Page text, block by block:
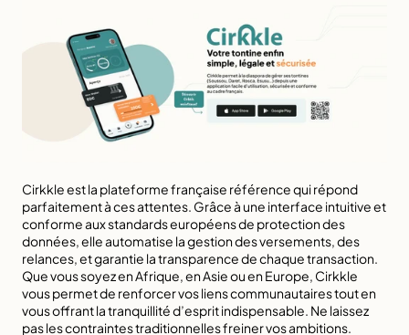
Cirkkle est la plateforme française référence qui répond
parfaitement à ces attentes. Grâce à une interface intuitive et
conforme aux standards européens de protection des
données, elle automatise la gestion des versements, des
relances, et garantie la transparence de chaque transaction.
Que vous soyez en Afrique, en Asie ou en Europe, Cirkkle
vous permet de renforcer vos liens communautaires tout en
vous offrant la tranquillité d’esprit indispensable. Ne laissez
pas les contraintes traditionnelles freiner vos ambitions.